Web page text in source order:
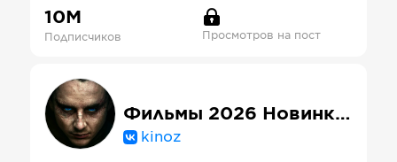
10М
Подписчиков Просмотров на пост
Фильмы 2026 Новинки кино онлайн Дюна 3
kinoz